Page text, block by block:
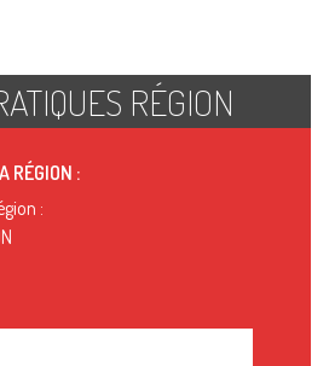
RÉGION
RÉGION :
: